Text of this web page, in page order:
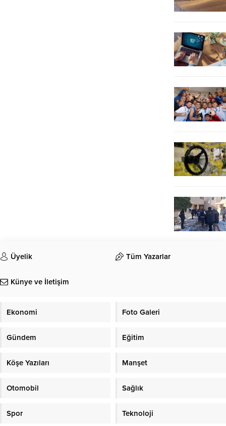
Üyelik Tüm Yazarlar
Künye ve İletişim
Ekonomi Foto Galeri
Gündem Eğitim
Köşe Yazıları Manşet
Otomobil Sağlık
Spor Teknoloji